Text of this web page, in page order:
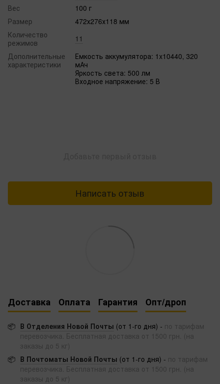
Вес
100 г
Размер
472х276х118 мм
Количество
режимов
11
Дополнительные
характеристики
Емкость аккумулятора: 1x10440, 320
мАч
Яркость света: 500 лм
Входное напряжение: 5 В
Написать отзыв
Доставка Оплата Гарантия Опт/дроп
📦 В Отделения Новой Почты (от 1-го дня) - по тарифам
перевозчика. Бесплатная доставка от 1500 грн. (на
заказы до 5 кг)
📦 В Почтоматы Новой Почты (от 1-го дня) - по тарифам
перевозчика. Бесплатная доставка от 1500 грн. (на
заказы до 5 кг)